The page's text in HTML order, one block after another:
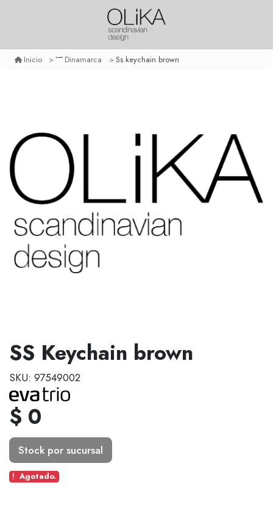
Inicio Dinamarca Ss keychain brown
SS Keychain brown
SKU: 97549002
$ 0
Stock por sucursal
Agotado.